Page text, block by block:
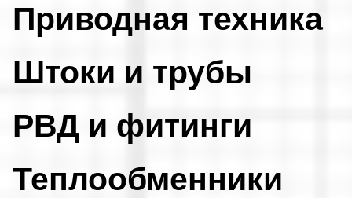
Приводная техника
Штоки и трубы
РВД и фитинги
Теплообменники